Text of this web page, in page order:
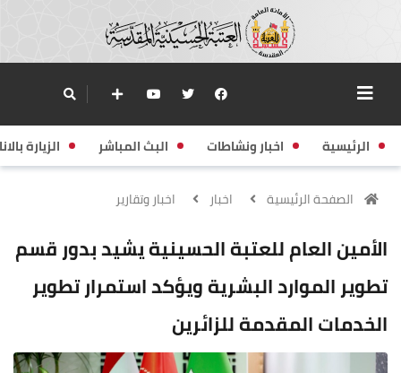
الرئيسية اخبار ونشاطات البث المباشر الزيارة
الصفحة الرئيسية اخبار اخبار وتقارير
الأمين العام للعتبة الحسينية يشيد بدور قسم
تطوير الموارد البشرية ويؤكد استمرار تطوير
الخدمات المقدمة للزائرين